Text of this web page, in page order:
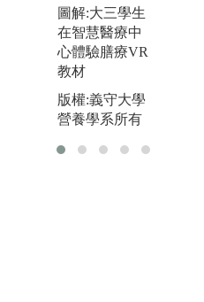
如何以客觀數
據支持臨床判
斷，提升解決
問題的專業素
圖解:機能解剖
模型授課。
圖解:大三學生
在智慧醫療中
心體驗膳療VR
教材
版權:義守大學
營養學系所有